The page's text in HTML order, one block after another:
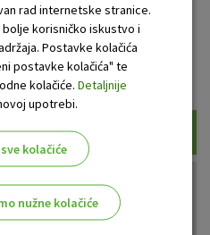
Poslovnica
bankomate
rad internetske stranice.
korisničko iskustvo i
Postavke kolačića
postavke kolačića" te
kolačiće. Detaljnije
upotrebi.
kolačiće
nužne kolačiće